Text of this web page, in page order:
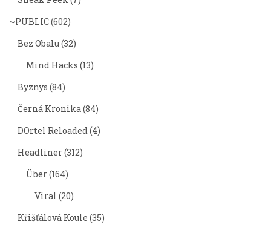
~PUBLIC(602)
Bez Obalu(32)
Mind Hacks (13)
Byznys (84)
Černá Kronika (84)
DOrtel Reloaded (4)
Headliner(312)
Über(164)
Viral (20)
Křišťálová Koule (35)